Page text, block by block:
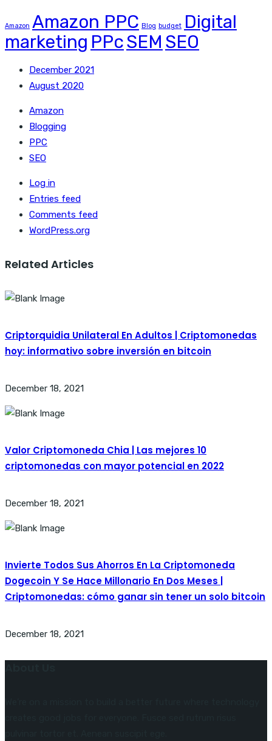
Amazon Amazon PPC Blog budget Digital
marketing PPcSEM SEO
December 2021
August 2020
Amazon
Blogging
PPC
SEO
Log in
Entries feed
Comments feed
WordPress.org
Related Articles
Criptorquidia Unilateral En Adultos | Criptomonedas
hoy: informativo sobre inversión en bitcoin
December 18, 2021
Valor Criptomoneda Chia | Las mejores 10
criptomonedas con mayor potencial en 2022
December 18, 2021
Invierte Todos Sus Ahorros En La Criptomoneda
Dogecoin Y Se Hace Millonario En Dos Meses |
Criptomonedas: cómo ganar sin tener un solo bitcoin
December 18, 2021